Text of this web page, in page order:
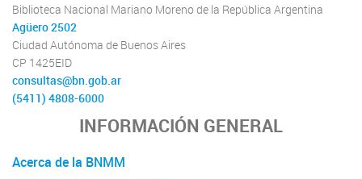
Biblioteca Nacional Mariano Moreno de la República Argentina
Agüero 2502
Ciudad Autónoma de Buenos Aires
CP 1425EID
consultas@bn.gob.ar
(5411) 4808-6000
INFORMACIÓN GENERAL
Acerca de la BNMM